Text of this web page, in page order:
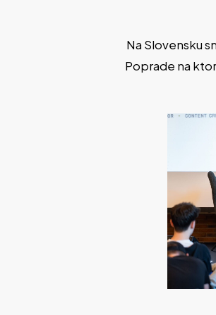
Na Slovensku
Poprade na